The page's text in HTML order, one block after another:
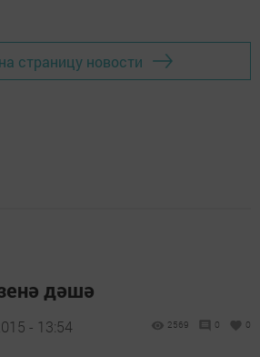
страницу новости
дәшә
- 13:54 2569 0 0